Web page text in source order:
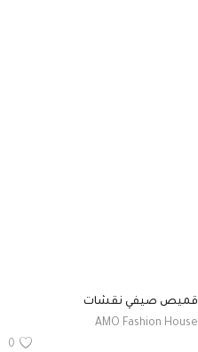
قميص صيفي نقشات
AMO Fashion House
0